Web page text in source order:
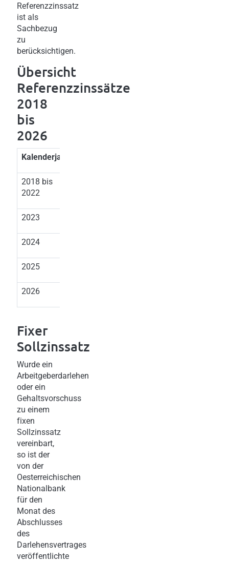
Referenzzinssatz
ist als
Sachbezug
zu
berücksichtigen.
Übersicht
Referenzzinssätze
2018
bis
2026
Kalenderjahr
2018 bis
2022
2023
2024
2025
2026
Fixer
Sollzinssatz
Wurde ein
Arbeitgeberdarlehen
oder ein
Gehaltsvorschuss
zu einem
fixen
Sollzinssatz
vereinbart,
so ist der
von der
Oesterreichischen
Nationalbank
für den
Monat des
Abschlusses
des
Darlehensvertrages
veröffentlichte